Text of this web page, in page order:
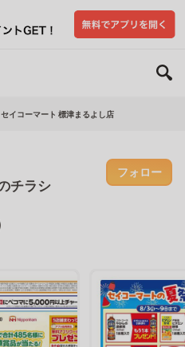
セイコーマート 標津まるよし店
チラシ
フォロー